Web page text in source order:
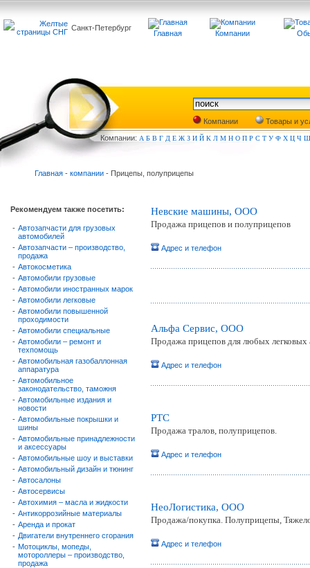
Санкт-Петербург
Главная Компании
Компании
Товары и
Компании: А Б В Г Д Е Ж З И Й К Л М Н О П Р С Т У Ф Х Ц Ч Ш
Главная - компании - Прицепы, полуприцепы
Рекомендуем также посетить:
- Автозапчасти для грузовых
автомобилей
- Автозапчасти – производство,
продажа
- Автокосметика
- Автомобили грузовые
- Автомобили иностранных марок
- Автомобили легковые
- Автомобили повышенной
проходимости
- Автомобили специальные
- Автомобили – ремонт и
техпомощь
- Автомобильная газобаллонная
аппаратура
- Автомобильное
законодательство, таможня
- Автомобильные издания и
новости
- Автомобильные покрышки и
шины
- Автомобильные принадлежности
и аксессуары
- Автомобильные шоу и выставки
- Автомобильный дизайн и тюнинг
- Автосалоны
- Автосервисы
- Автохимия – масла и жидкости
- Антикоррозийные материалы
- Аренда и прокат
- Двигатели внутреннего сгорания
- Мотоциклы, мопеды,
мотороллеры – производство,
продажа
Невские машины, ООО
Продажа прицепов и полуприцепов
Адрес и телефон
Альфа Сервис, ООО
Продажа прицепов для любых легковых
Адрес и телефон
РТС
Продажа тралов, полуприцепов.
Адрес и телефон
НеоЛогистика, ООО
Продажа/покупка. Полуприцепы,
Адрес и телефон